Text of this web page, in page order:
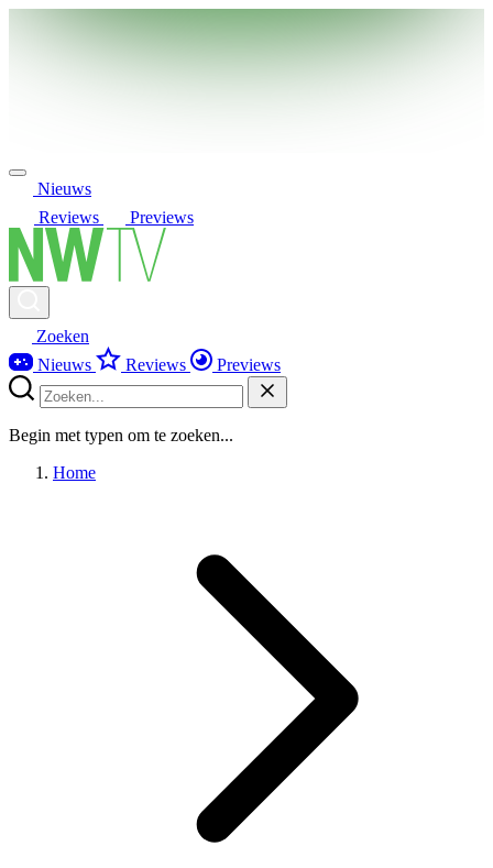
Nieuws
Reviews
Previews
Zoeken
Nieuws
Reviews Previews
Begin met typen om te zoeken...
Home